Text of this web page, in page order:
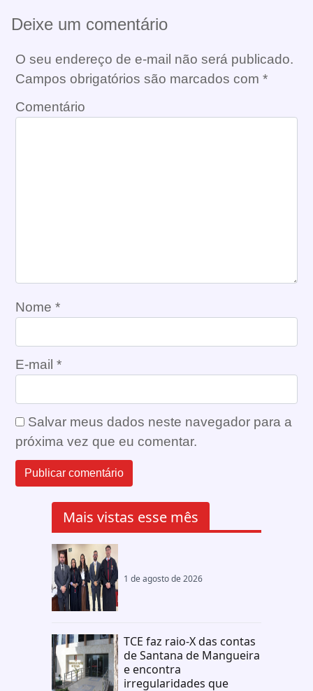
Deixe um comentário
O seu endereço de e-mail não será publicado.
Campos obrigatórios são marcados com *
Comentário
Nome *
E-mail *
Salvar meus dados neste navegador para a
próxima vez que eu comentar.
Mais vistas esse mês
1 de agosto de 2026
TCE faz raio-X das contas
de Santana de Mangueira
e encontra
irregularidades que